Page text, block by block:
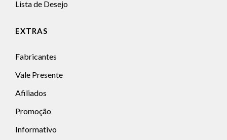
Lista de Desejo
EXTRAS
Fabricantes
Vale Presente
Afiliados
Promoção
Informativo